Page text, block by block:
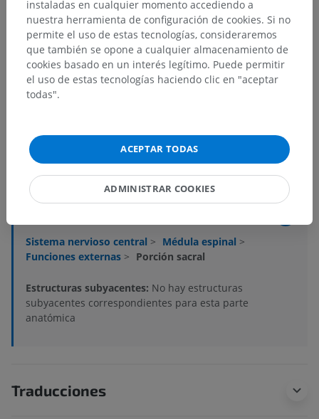
Wolters Kluwer Health/Lippincott Williams & Wilkins, pp. 137-139.
Jerarquía anatómica
Anatomía humana 1
Sistema nervioso central > Médula espinal >
Funciones externas > Porción sacral
Estructuras subyacentes: No hay estructuras
subyacentes correspondientes para esta parte
anatómica
Traducciones
instaladas en cualquier momento accediendo a
nuestra herramienta de configuración de cookies. Si no
permite el uso de estas tecnologías, consideraremos
que también se opone a cualquier almacenamiento de
cookies basado en un interés legítimo. Puede permitir
el uso de estas tecnologías haciendo clic en "aceptar
todas".
ACEPTAR TODAS
ADMINISTRAR COOKIES